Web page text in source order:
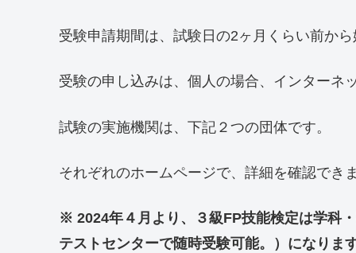
受験申請期間は、試験日の2ヶ月くらい前か
受験の申し込みは、個人の場合、インターネ
試験の実施機関は、下記２つの団体です。
それぞれのホームページで、詳細を確認できま
※ 2024年４月より、３級FP技能検定は学科
テストセンターで随時受験可能。）になります